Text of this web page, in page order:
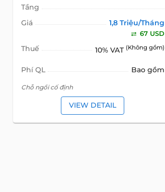
Tầng
Giá
1,8 Triệu/Tháng
67 USD
Thuế 10% VAT (Không gồm)
Phí QL Bao gồm
Chỗ ngồi cố định
VIEW DETAIL